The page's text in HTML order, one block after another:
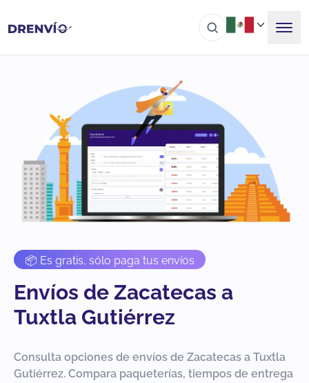
📦 Es gratis, sólo paga tus envíos
Envíos de Zacatecas a
Tuxtla Gutiérrez
Consulta opciones de envíos de Zacatecas a Tuxtla
Gutiérrez. Compara paqueterías, tiempos de entrega